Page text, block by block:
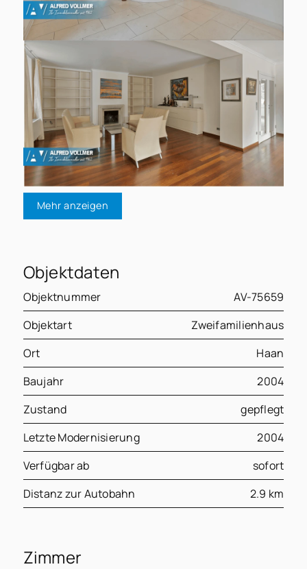
Mehr anzeigen
Objektdaten
Objektnummer
AV-75659
Objektart
Zweifamilienhaus
Ort
Haan
Baujahr
2004
Zustand
gepflegt
Letzte Modernisierung
2004
Verfügbar ab
sofort
Distanz zur Autobahn
2.9 km
Zimmer